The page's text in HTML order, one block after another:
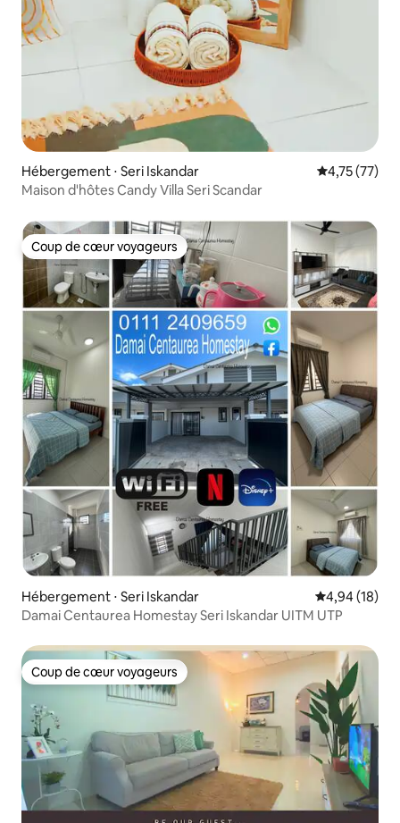
Hébergement ⋅ Seri Iskandar Évaluation
4,75 (77)
Maison d'hôtes Candy Villa Seri Scandar
Coup de cœur voyageurs
Coup de cœur voyageurs
Hébergement ⋅ Seri Iskandar Évaluation
4,94 (18)
Damai Centaurea Homestay Seri Iskandar UITM UTP
Coup de cœur voyageurs
Coup de cœur voyageurs